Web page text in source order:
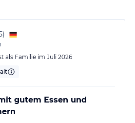
Spielplatz, Kinderminiclub und Maxiclub.
und Services
buffetform.
unverbindliche
)
als Familie im Juli 2026
gutem Essen und